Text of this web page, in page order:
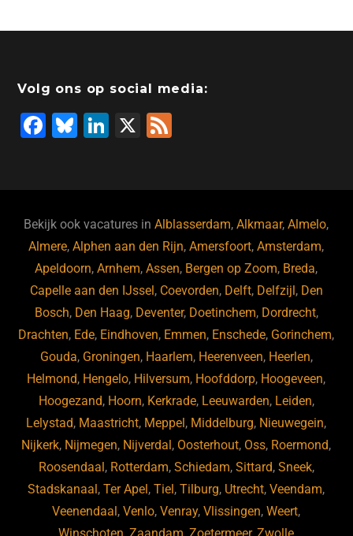
Volg ons op social media:
F
b
o
o
k
Bl
ky
Li
dI
n
X
Bekijk ook vacatures inAlblasserdam,Alkmaar,Almelo,
Almere,Alphen aan den Rijn,Amersfoort,Amsterdam,
Apeldoorn,Arnhem,Assen, Bergen op Zoom, Breda,
Capelle aan den IJssel, Coevorden, Delft, Delfzijl, Den
Bosch, Den Haag, Deventer, Doetinchem, Dordrecht,
Drachten, Ede, Eindhoven, Emmen, Enschede, Gorinchem,
Gouda, Groningen, Haarlem, Heerenveen, Heerlen,
Helmond, Hengelo, Hilversum, Hoofddorp, Hoogeveen,
Hoogezand, Hoorn, Kerkrade, Leeuwarden, Leiden,
Lelystad, Maastricht, Meppel, Middelburg, Nieuwegein,
Nijkerk, Nijmegen, Nijverdal, Oosterhout, Oss, Roermond,
Roosendaal, Rotterdam, Schiedam, Sittard, Sneek,
Stadskanaal,Ter Apel,Tiel,Tilburg, Utrecht,Veendam,
Veenendaal,Venlo,Venray,Vlissingen,Weert,
Winschoten ,Zaandam ,Zoetermeer,Zwolle